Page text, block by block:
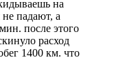
на
не падают, а
после этого
расход
1400 км. что